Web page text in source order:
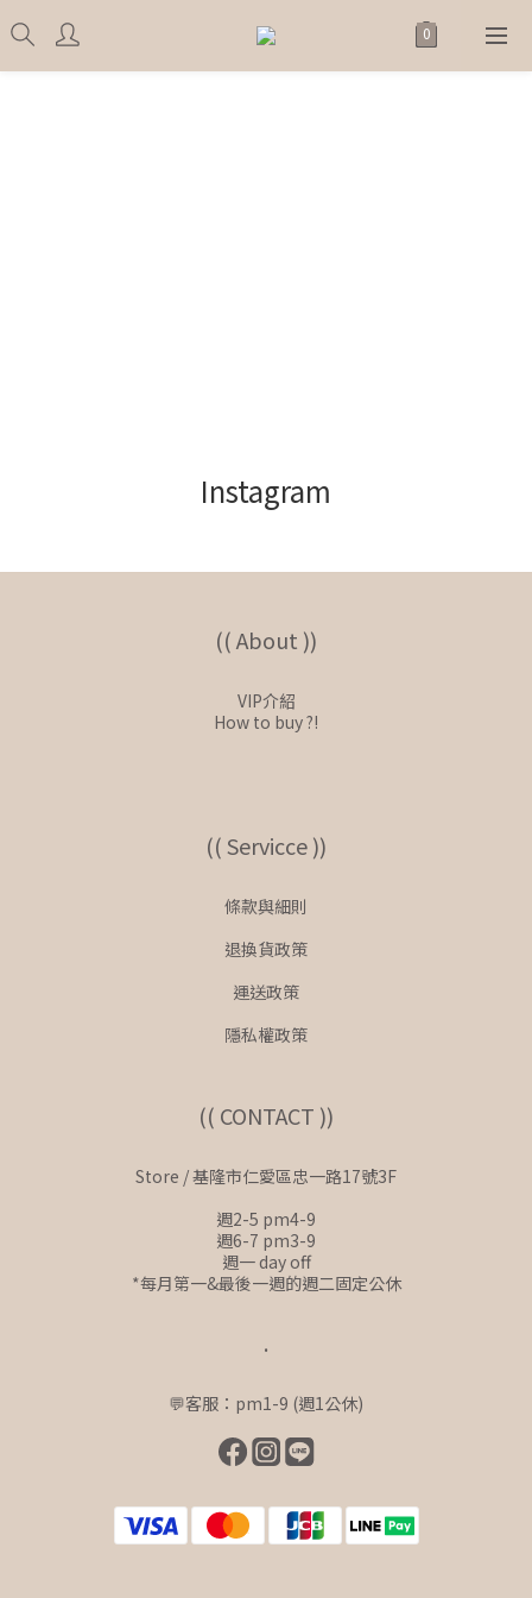
Instagram
(( About ))
VIP介紹
How to buy ?!
(( Servicce ))
條款與細則
退換貨政策
運送政策
隱私權政策
(( CONTACT ))
Store / 基隆市仁愛區忠一路17號3F
週2-5 pm4-9
週6-7 pm3-9
週一 day off
*每月第一&最後一週的週二固定公休
.
💬客服：pm1-9 (週1公休)